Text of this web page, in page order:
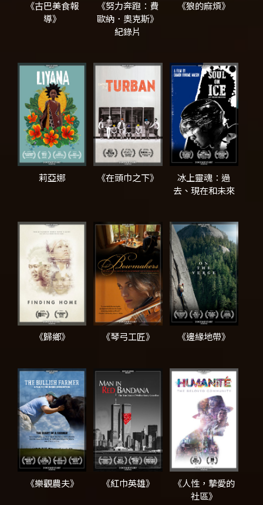
《古巴美食報
導》
《努力奔跑：費
歐納．奧克斯》
紀錄片
《狼的麻煩》
莉亞娜 《在頭巾之下》
冰上靈魂：過
去、現在和未來
《歸鄉》 《琴弓工匠》 《邊緣地帶》
《樂觀農夫》 《紅巾英雄》
《人性，摯愛的
社區》